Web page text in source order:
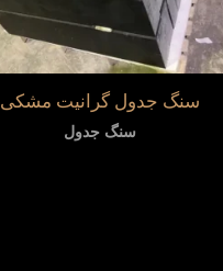
سنگ جدول گرانیت مشکی
سنگ جدول